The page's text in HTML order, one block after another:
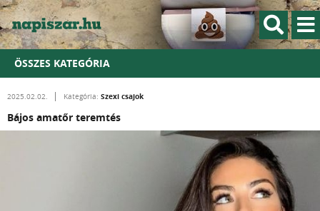
ÖSSZES KATEGÓRIA
2025.02.02. Kategória: Szexi csajok
Bájos amatőr teremtés